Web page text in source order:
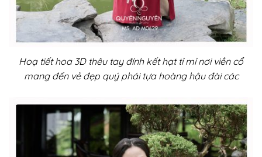
Hoạ tiết hoa 3D thêu tay đính kết hạt tỉ mỉ nơi viền cổ
mang đến vẻ đẹp quý phái tựa hoàng hậu đài các